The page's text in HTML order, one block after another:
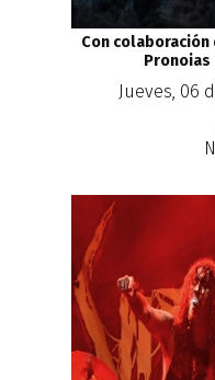
Con
Jueves, 06